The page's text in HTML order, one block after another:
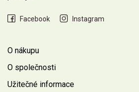
Facebook Instagram
O nákupu
O společnosti
Užitečné informace